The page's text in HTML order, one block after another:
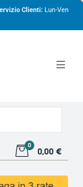
Clienti: Lun-Ven
0
0,00 €